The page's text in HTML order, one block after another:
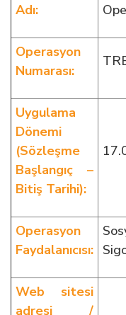
Adı:
Operasyon
Numarası:
Uygulama
Dönemi
(Sözleşme
Başlangıç –
Bitiş Tarihi):
Operasyon
Faydalanıcısı:
Web sitesi
adresi /